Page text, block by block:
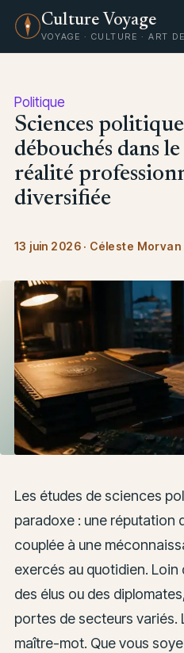
Culture Voyage
VOYAGE · CULTURE · ART
Politique
Sciences
débouchés dans
réalité
diversifiée
13 juin 2026 · Céleste Morvan
Les études de sciences
paradoxe : une réputation
couplée à une
exercés au quotidien.
des élus ou des
portes de secteurs variés.
maître-mot. Que vous